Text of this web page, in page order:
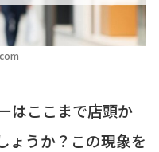
はここまで店頭か
ょうか？この現象を